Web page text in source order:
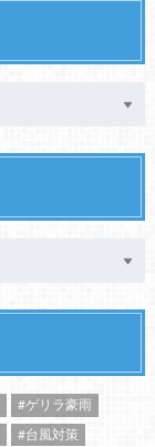
#ゲリラ豪雨
#台風対策